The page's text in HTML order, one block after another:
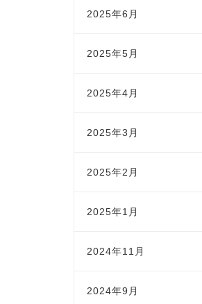
2025年6月
2025年5月
2025年4月
2025年3月
2025年2月
2025年1月
2024年11月
2024年9月